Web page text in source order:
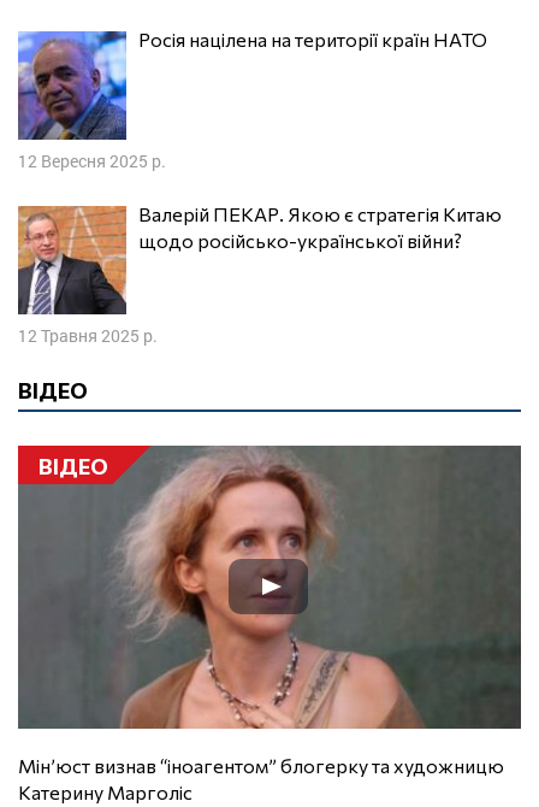
Росія націлена на території країн НАТО
12 Вересня 2025 р.
Валерій ПЕКАР. Якою є стратегія Китаю
щодо російсько-української війни?
12 Травня 2025 р.
ВІДЕО
ВІДЕО
Мін’юст визнав “іноагентом” блогерку та художницю
Катерину Марголіс